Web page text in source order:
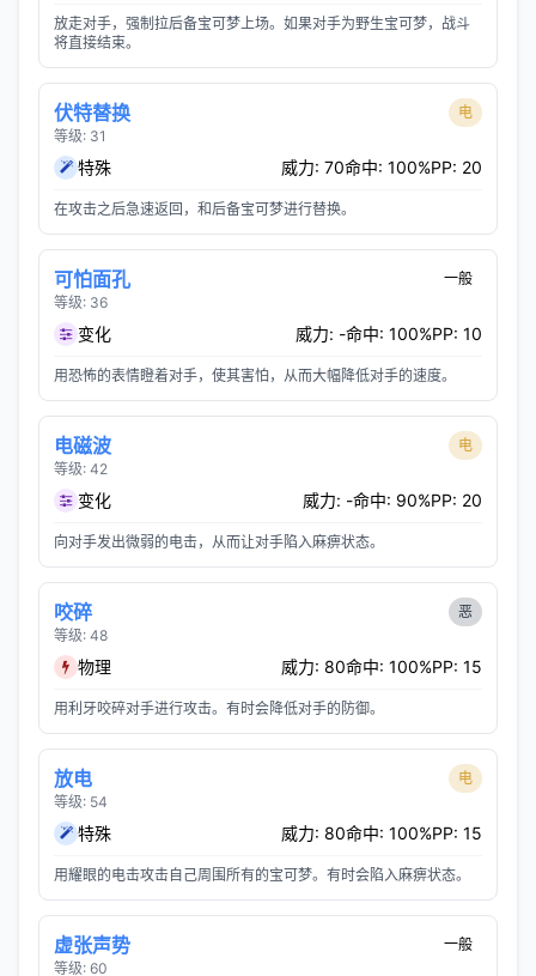
放走对手，强制拉后备宝可梦上场。如果对手为野生宝可梦，战斗
将直接结束。
伏特替换
等级: 31
电
特殊 威力: 70命中: 100%PP: 20
在攻击之后急速返回，和后备宝可梦进行替换。
可怕面孔
等级: 36
一般
变化 威力: -命中: 100%PP: 10
用恐怖的表情瞪着对手，使其害怕，从而大幅降低对手的速度。
电磁波
等级: 42
电
变化 威力: -命中: 90%PP: 20
向对手发出微弱的电击，从而让对手陷入麻痹状态。
咬碎
等级: 48
恶
物理 威力: 80命中: 100%PP: 15
用利牙咬碎对手进行攻击。有时会降低对手的防御。
放电
等级: 54
电
特殊 威力: 80命中: 100%PP: 15
用耀眼的电击攻击自己周围所有的宝可梦。有时会陷入麻痹状态。
虚张声势
等级: 60
一般